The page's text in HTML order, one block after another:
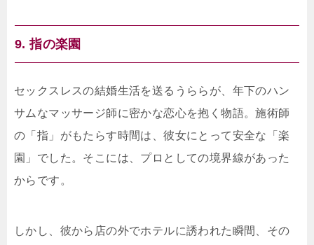
9. 指の楽園
セックスレスの結婚生活を送るうららが、年下のハン
サムなマッサージ師に密かな恋心を抱く物語。施術師
の「指」がもたらす時間は、彼女にとって安全な「楽
園」でした。そこには、プロとしての境界線があった
からです。
しかし、彼から店の外でホテルに誘われた瞬間、その